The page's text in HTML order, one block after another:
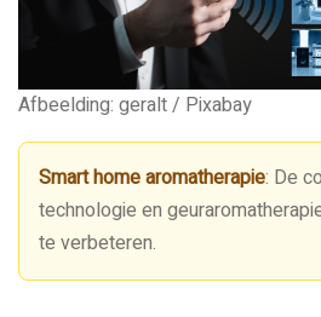
Afbeelding: geralt / Pixabay
Smart home aromatherapie: De
technologie en
te verbeteren.